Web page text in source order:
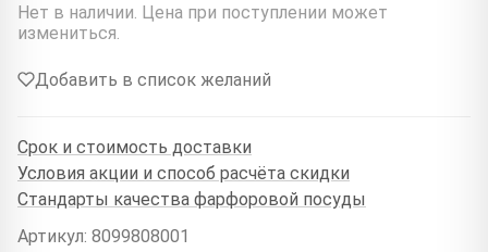
Нет в наличии. Цена при поступлении может
измениться.
Добавить в список желаний
Срок и стоимость доставки
Условия акции и способ расчёта скидки
Стандарты качества фарфоровой посуды
Артикул: 8099808001